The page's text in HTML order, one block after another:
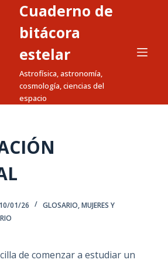
Cuaderno de
bitácora
estelar
Astrofísica, astronomía,
cosmología, ciencias del
espacio
01/26 GLOSARIO,MUJERES Y
de comenzar a estudiar un